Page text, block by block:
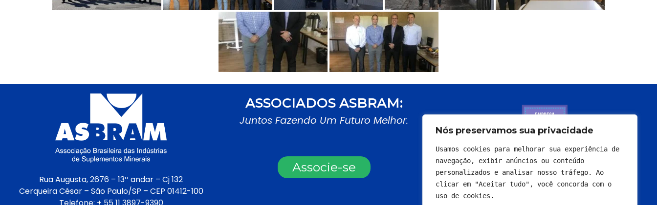
Nós preservamos sua privacidade
Usamos cookies para melhorar sua experiência de
navegação, exibir anúncios ou conteúdo
personalizados e analisar nosso tráfego. Ao
clicar em "Aceitar tudo", você concorda com o
uso de cookies.
Rua Augusta, 2676 – 13º andar – Cj 132
Cerqueira César – São Paulo/SP – CEP 01412-100
ASSOCIADOS ASBRAM:
Juntos Fazendo Um Futuro Melhor.
Associe-se